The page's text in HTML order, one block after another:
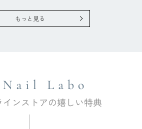
もっと見る